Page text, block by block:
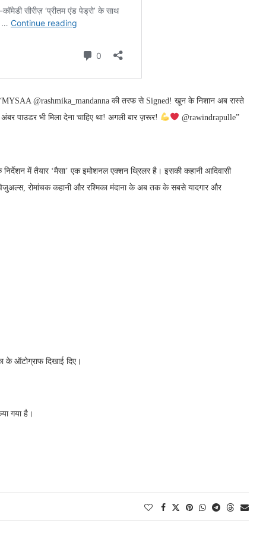
@rashmika_mandanna की तरफ से Signed! खून के निशान अब रास्ते
भी मिला देना चाहिए था! अगली बार ज़रूर!
@rawindrapulle”
में तैयार ‘मैसा’ एक इमोशनल एक्शन थ्रिलर है। इसकी कहानी आदिवासी
रोमांचक कहानी और रश्मिका मंदाना के अब तक के सबसे यादगार और
के ऑटोग्राफ दिखाई दिए।
गया है।